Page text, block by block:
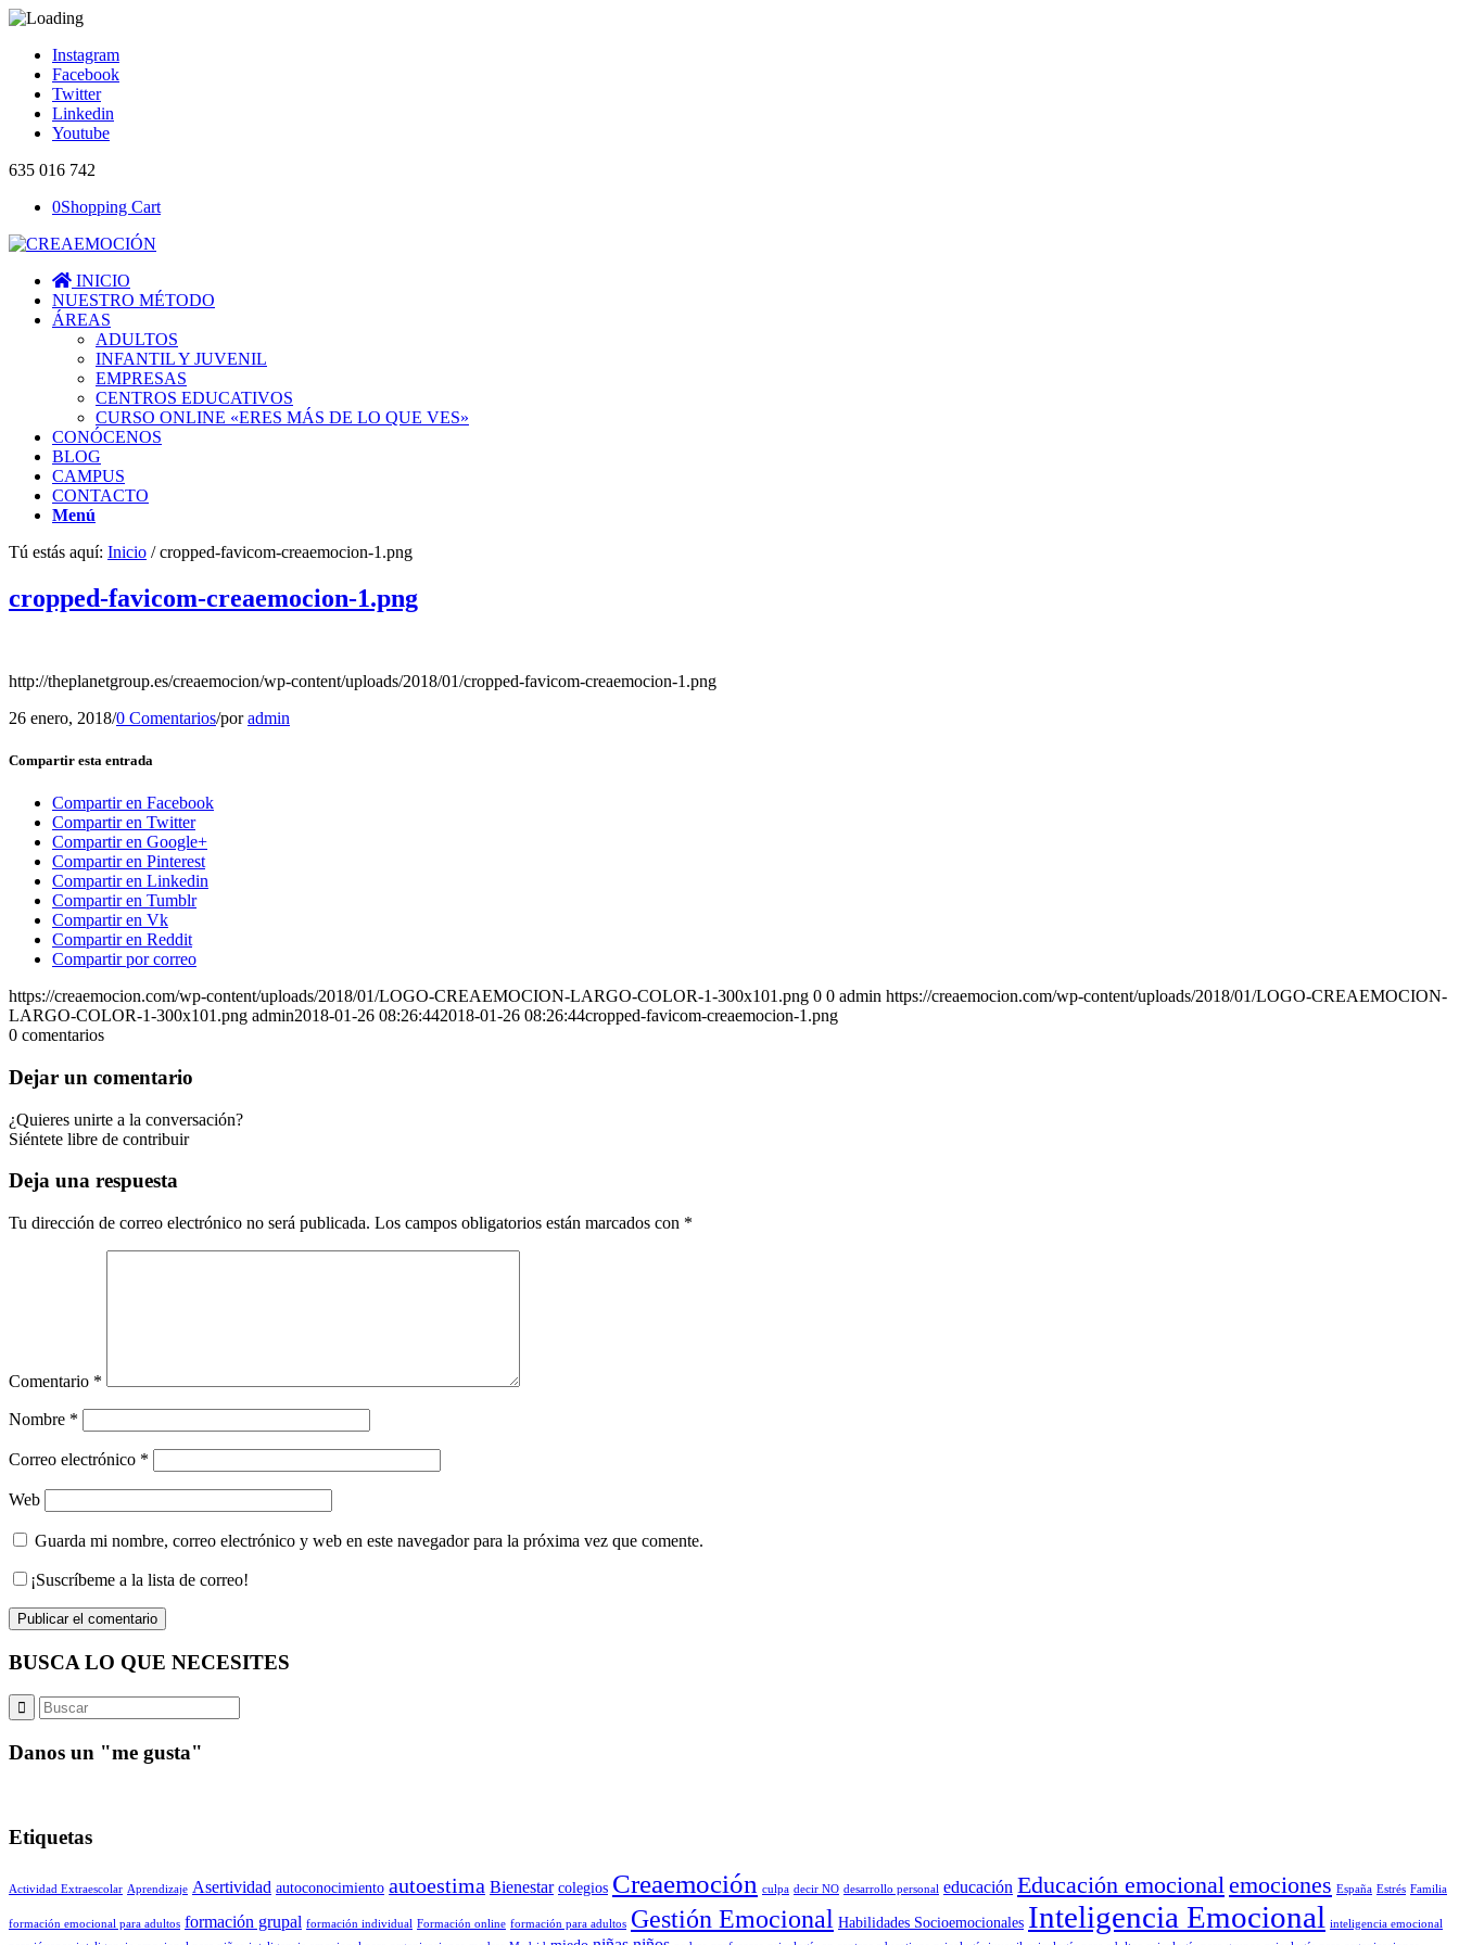
Instagram
Facebook
Twitter
Linkedin
Youtube
635 016 742
0Shopping Cart
INICIO
NUESTRO MÉTODO
ÁREAS
ADULTOS
INFANTIL Y JUVENIL
EMPRESAS
CENTROS EDUCATIVOS
CURSO ONLINE «ERES MÁS DE LO QUE VES»
CONÓCENOS
BLOG
CAMPUS
CONTACTO
Menú
Tú estás aquí: Inicio / cropped-favicom-creaemocion-1.png
cropped-favicom-creaemocion-1.png
http://theplanetgroup.es/creaemocion/wp-content/uploads/2018/01/cropped-favicom-creaemocion-1.png
26 enero, 2018/0 Comentarios/poradmin
Compartir esta entrada
Compartir en Facebook
Compartir en Twitter
Compartir en Google+
Compartir en Pinterest
Compartir en Linkedin
Compartir en Tumblr
Compartir en Vk
Compartir en Reddit
Compartir por correo
https://creaemocion.com/wp-content/uploads/2018/01/LOGO-CREAEMOCION-LARGO-COLOR-1-300x101.png 0 0 admin https://creaemocion.com/wp-content/uploads/2018/01/LOGO-CREAEMOCION-
LARGO-COLOR-1-300x101.png admin2018-01-26 08:26:442018-01-26 08:26:44cropped-favicom-creaemocion-1.png
0 comentarios
Dejar un comentario
¿Quieres unirte a la conversación?
Siéntete libre de contribuir
Deja una respuesta
Tu dirección de correo electrónico no será publicada. Los campos obligatorios están marcados con *
Comentario *
Nombre *
Correo electrónico *
Web
Guarda mi nombre, correo electrónico y web en este navegador para la próxima vez que comente.
¡Suscríbeme a la lista de correo!
BUSCA LO QUE NECESITES
Danos un "me gusta"
Etiquetas
Actividad Extraescolar Aprendizaje Asertividad autoconocimiento autoestima Bienestar colegios Creaemoción culpa decir NO desarrollo personal educación Educación emocionalemociones España Estrés Familia
formación emocional para adultos formación grupal formación individual Formación online formación para adultos Gestión Emocional Habilidades Socioemocionales Inteligencia Emocional inteligencia emocional